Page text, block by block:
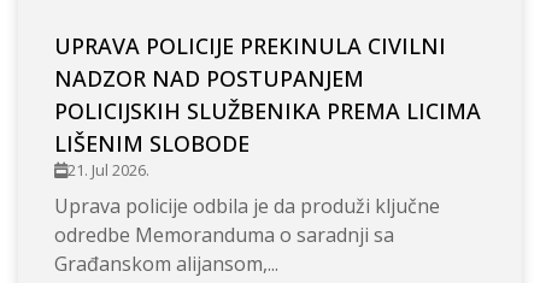
UPRAVA POLICIJE PREKINULA CIVILNI
NADZOR NAD POSTUPANJEM
POLICIJSKIH SLUŽBENIKA PREMA LICIMA
LIŠENIM SLOBODE
21. Jul 2026.
Uprava policije odbila je da produži ključne
odredbe Memoranduma o saradnji sa
Građanskom alijansom,...